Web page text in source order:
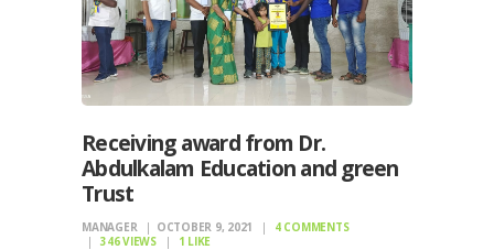
Receiving award from Dr.
Abdulkalam Education and green
Trust
MANAGER OCTOBER 9, 2021 4 COMMENTS
346VIEWS 1 LIKE